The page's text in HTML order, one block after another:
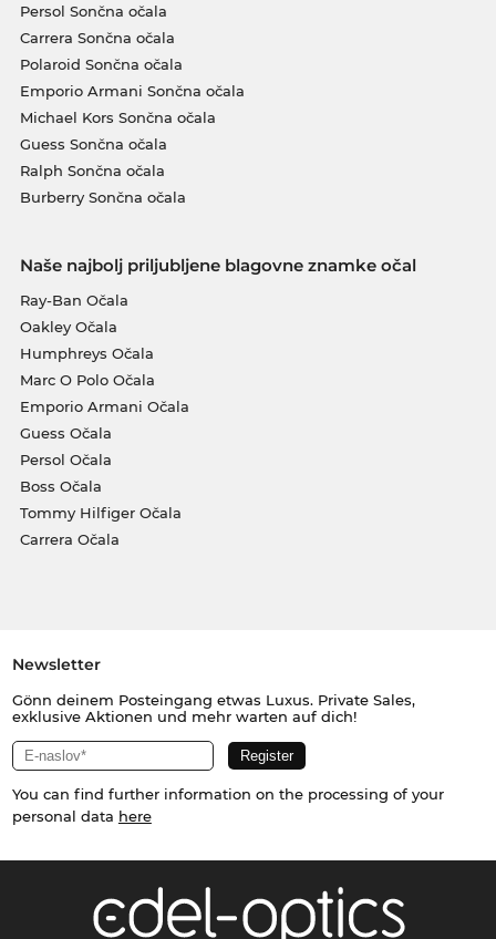
Persol Sončna očala
Carrera Sončna očala
Polaroid Sončna očala
Emporio Armani Sončna očala
Michael Kors Sončna očala
Guess Sončna očala
Ralph Sončna očala
Burberry Sončna očala
Naše najbolj priljubljene blagovne znamke očal
Ray-Ban Očala
Oakley Očala
Humphreys Očala
Marc O Polo Očala
Emporio Armani Očala
Guess Očala
Persol Očala
Boss Očala
Tommy Hilfiger Očala
Carrera Očala
Newsletter
Gönn deinem Posteingang etwas Luxus. Private Sales,
exklusive Aktionen und mehr warten auf dich!
You can find further information on the processing of your
personal data here